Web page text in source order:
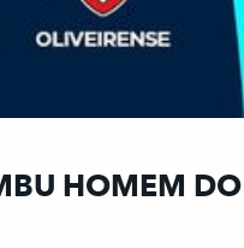
HOMEM